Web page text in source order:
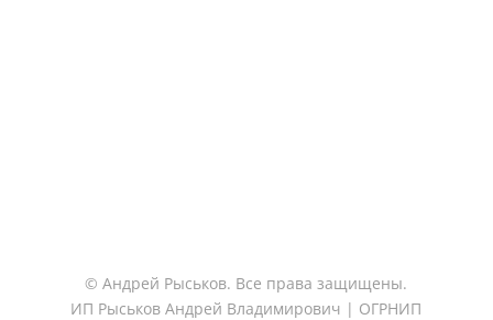
© Андрей Рыськов. Все права защищены.
ИП Рыськов Андрей Владимирович | ОГРНИП